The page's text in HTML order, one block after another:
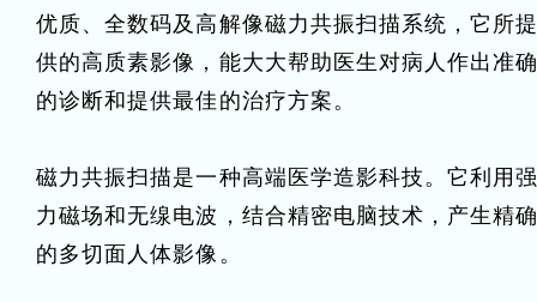
优质、全数码及高解像磁力共振扫描系统，它所
供的高质素影像，能大大帮助医生对病人作出准
的诊断和提供最佳的治疗方案。
磁力共振扫描是一种高端医学造影科技。它利用
力磁场和无缐电波，结合精密电脑技术，产生精
的多切面人体影像。